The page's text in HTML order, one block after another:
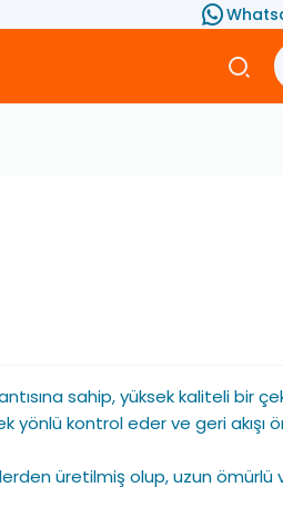
sahip, yüksek kaliteli bir
tek yönlü kontrol eder ve geri
üretilmiş olup, uzun ömürlü